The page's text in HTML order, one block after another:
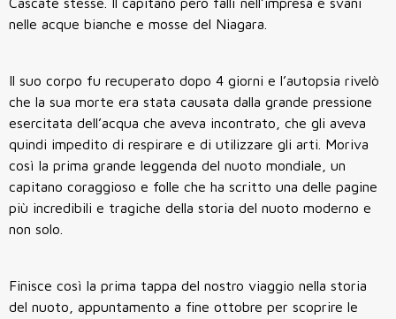
nelle acque bianche e mosse del Niagara.
Il suo corpo fu recuperato dopo 4 giorni e l’autopsia rivelò
che la sua morte era stata causata dalla grande pressione
esercitata dell’acqua che aveva incontrato, che gli aveva
quindi impedito di respirare e di utilizzare gli arti. Moriva
così la prima grande leggenda del nuoto mondiale, un
capitano coraggioso e folle che ha scritto una delle pagine
più incredibili e tragiche della storia del nuoto moderno e
non solo.
Finisce così la prima tappa del nostro viaggio nella storia
del nuoto, appuntamento a fine ottobre per scoprire le